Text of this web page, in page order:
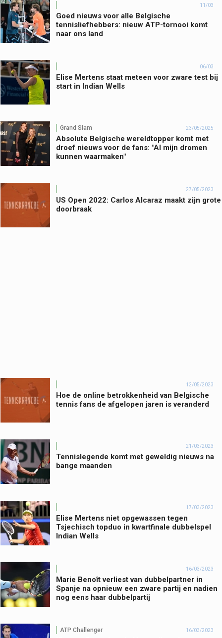
11/03
Goed nieuws voor alle Belgische
tennisliefhebbers: nieuw ATP-tornooi komt
naar ons land
06/03
Elise Mertens staat meteen voor zware test bij
start in Indian Wells
Grand Slam 23/05/2025
Absolute Belgische wereldtopper komt met
droef nieuws voor de fans: "Al mijn dromen
kunnen waarmaken"
27/05/2023
US Open 2022: Carlos Alcaraz maakt zijn grote
doorbraak
12/05/2023
Hoe de online betrokkenheid van Belgische
tennis fans de afgelopen jaren is veranderd
21/03/2023
Tennislegende komt met geweldig nieuws na
bange maanden
17/03/2023
Elise Mertens niet opgewassen tegen
Tsjechisch topduo in kwartfinale dubbelspel
Indian Wells
16/03/2023
Marie Benoît verliest van dubbelpartner in
Spanje na opnieuw een zware partij en nadien
nog eens haar dubbelpartij
ATP Challenger 16/03/2023